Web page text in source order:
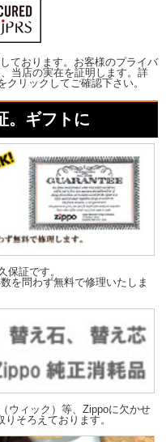
ております。お客様のプライバ
当店の実在を証明します。詳
リックしてご確認下さい。
。ギフトに
保証です。
を問わず無料で修理いたしま
ウィック）等、Zippoに欠かせ
そろえております。